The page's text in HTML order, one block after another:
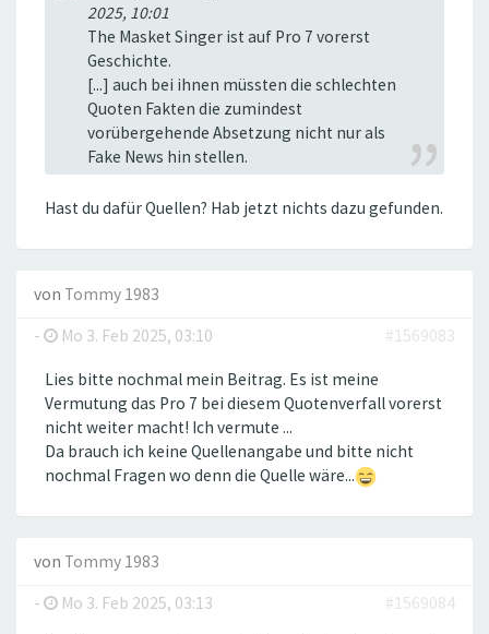
2025, 10:01
The Masket Singer ist auf Pro 7 vorerst
Geschichte.
[...] auch bei ihnen müssten die schlechten
Quoten Fakten die zumindest
vorübergehende Absetzung nicht nur als
Fake News hin stellen.
Hast du dafür Quellen? Hab jetzt nichts dazu gefunden.
von Tommy 1983
-
Mo 3. Feb 2025, 03:10 #1569083
Lies bitte nochmal mein Beitrag. Es ist meine
Vermutung das Pro 7 bei diesem Quotenverfall vorerst
nicht weiter macht! Ich vermute ...
Da brauch ich keine Quellenangabe und bitte nicht
nochmal Fragen wo denn die Quelle wäre...
von Tommy 1983
-
Mo 3. Feb 2025, 03:13 #1569084